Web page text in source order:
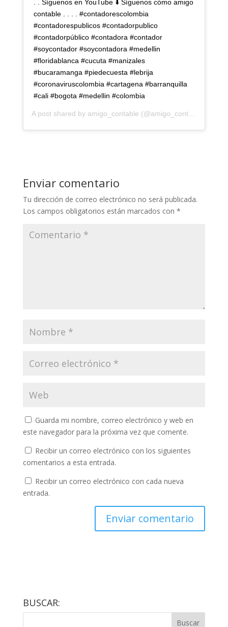
. . Síguenos en YouTube ⬇️ Síguenos cómo amigo
contable . . . . #contadorescolombia
#contadorespublicos #contadorpublico
#contadorpúblico #contadora #contador
#soycontador #soycontadora #medellin
#floridablanca #cucuta #manizales
#bucaramanga #piedecuesta #lebrija
#coronaviruscolombia #cartagena #barranquilla
#cali #bogota #medellin #colombia
A post shared by amigo_contable (@amigo_contable) on
Enviar comentario
Tu dirección de correo electrónico no será publicada.
Los campos obligatorios están marcados con *
Guarda mi nombre, correo electrónico y web en
este navegador para la próxima vez que comente.
Recibir un correo electrónico con los siguientes
comentarios a esta entrada.
Recibir un correo electrónico con cada nueva
entrada.
BUSCAR: